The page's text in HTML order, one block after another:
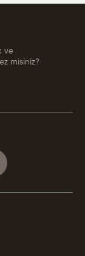
ve
misiniz?